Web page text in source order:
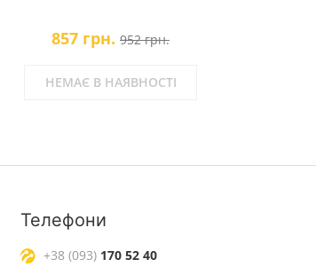
857 грн. 952 грн.
НЕМАЄ В НАЯВНОСТІ
Телефони
+38 (093) 170 52 40